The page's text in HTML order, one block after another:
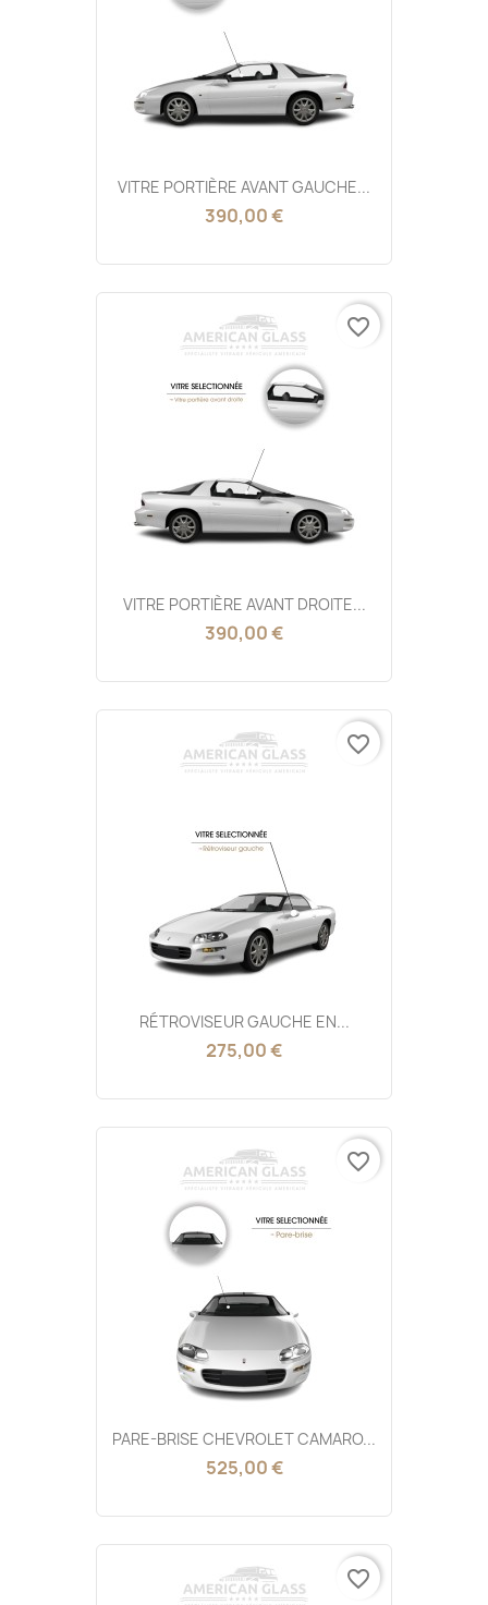
VITRE PORTIÈRE AVANT GAUCHE...
390,00 €
VITRE PORTIÈRE AVANT DROITE...
390,00 €
favorite_border
RÉTROVISEUR GAUCHE EN...
275,00 €
favorite_border
PARE-BRISE CHEVROLET CAMARO...
525,00 €
favorite_border
favorite_border